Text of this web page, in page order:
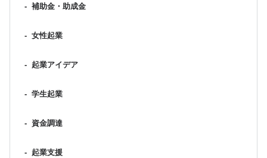
- 補助金・助成金
- 女性起業
- 起業アイデア
- 学生起業
- 資金調達
- 起業支援